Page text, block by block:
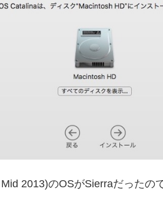
2013)のOSがSierraだったの